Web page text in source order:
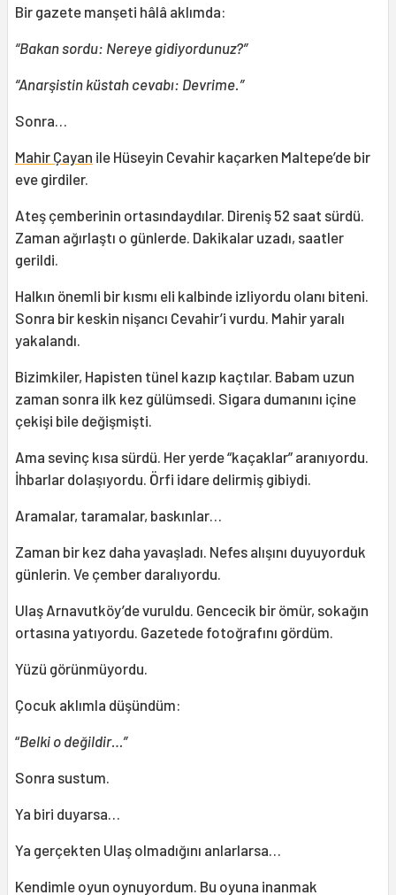
Bir gazete manşeti hâlâ aklımda:
“Bakan sordu: Nereye gidiyordunuz?”
“Anarşistin küstah cevabı: Devrime.”
Sonra…
Mahir Çayan ile Hüseyin Cevahir kaçarken Maltepe’de bir
eve girdiler.
Ateş çemberinin ortasındaydılar. Direniş 52 saat sürdü.
Zaman ağırlaştı o günlerde. Dakikalar uzadı, saatler
gerildi.
Halkın önemli bir kısmı eli kalbinde izliyordu olanı biteni.
Sonra bir keskin nişancı Cevahir’i vurdu. Mahir yaralı
yakalandı.
Bizimkiler, Hapisten tünel kazıp kaçtılar. Babam uzun
zaman sonra ilk kez gülümsedi. Sigara dumanını içine
çekişi bile değişmişti.
Ama sevinç kısa sürdü. Her yerde “kaçaklar” aranıyordu.
İhbarlar dolaşıyordu. Örfi idare delirmiş gibiydi.
Aramalar, taramalar, baskınlar…
Zaman bir kez daha yavaşladı. Nefes alışını duyuyorduk
günlerin. Ve çember daralıyordu.
Ulaş Arnavutköy’de vuruldu. Gencecik bir ömür, sokağın
ortasına yatıyordu. Gazetede fotoğrafını gördüm.
Yüzü görünmüyordu.
Çocuk aklımla düşündüm:
“Belki o değildir…”
Sonra sustum.
Ya biri duyarsa…
Ya gerçekten Ulaş olmadığını anlarlarsa…
Kendimle oyun oynuyordum. Bu oyuna inanmak